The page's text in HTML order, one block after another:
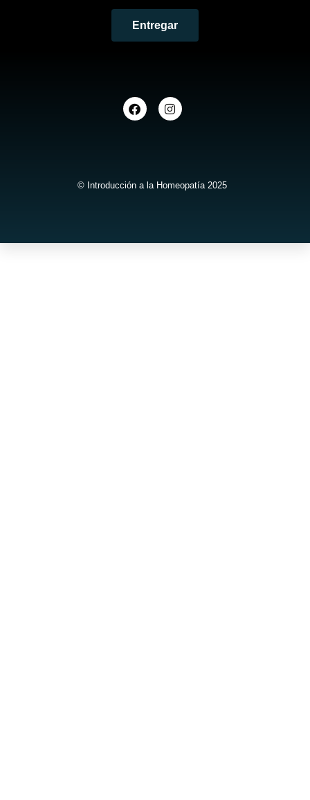
Entregar
© Introducción a la Homeopatía 2025